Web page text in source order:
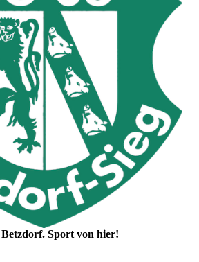
Betzdorf. Sport von hier!